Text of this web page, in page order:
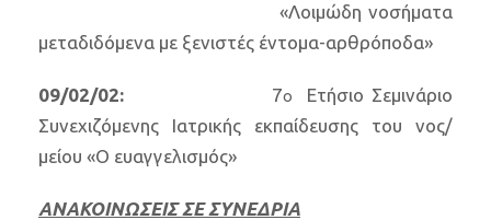
«Λοιμώδη νοσήματα
μεταδιδόμενα με ξενιστές έντομα-αρθρόποδα»
09/02/02: 7ο
Ετήσιο Σεμινάριο
Συνεχιζόμενης Ιατρικής εκπαίδευσης του νος/
μείου «Ο ευαγγελισμός»
ΑΝΑΚΟΙΝΩΣΕΙΣ ΣΕ ΣΥΝΕΔΡΙΑ